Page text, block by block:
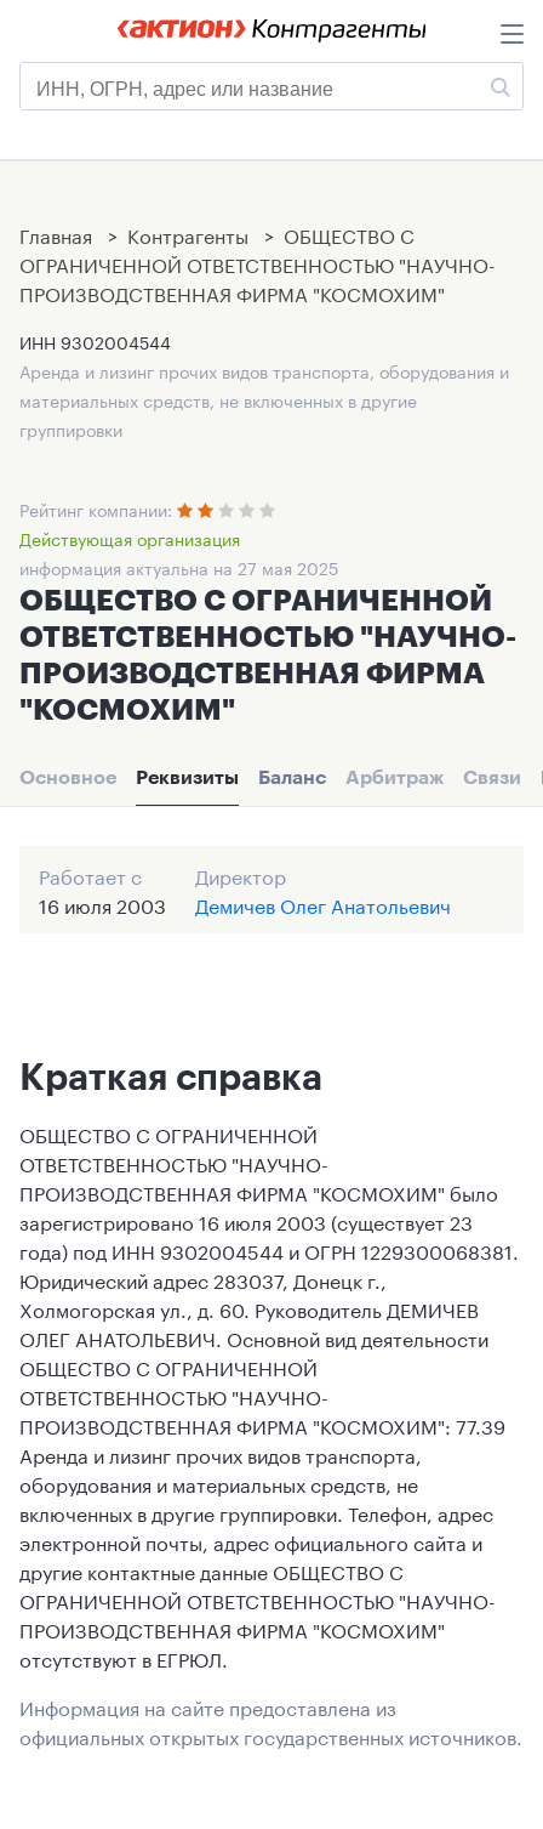
Главная > Контрагенты > ОБЩЕСТВО С
ОГРАНИЧЕННОЙ ОТВЕТСТВЕННОСТЬЮ "НАУЧНО-
ПРОИЗВОДСТВЕННАЯ ФИРМА "КОСМОХИМ"
ИНН 9302004544
Аренда и лизинг прочих видов транспорта, оборудования и
материальных средств, не включенных в другие
группировки
Рейтинг компании:
Действующая организация
информация актуальна на 27 мая 2025
ОБЩЕСТВО С ОГРАНИЧЕННОЙ
ОТВЕТСТВЕННОСТЬЮ "НАУЧНО-
ПРОИЗВОДСТВЕННАЯ ФИРМА
"КОСМОХИМ"
Основное Реквизиты Баланс Арбитраж Связи
Работает с
16 июля 2003
Директор
Демичев Олег Анатольевич
Краткая справка
ОБЩЕСТВО С ОГРАНИЧЕННОЙ
ОТВЕТСТВЕННОСТЬЮ "НАУЧНО-
ПРОИЗВОДСТВЕННАЯ ФИРМА "КОСМОХИМ" было
зарегистрировано 16 июля 2003 (существует 23
года) под ИНН 9302004544 и ОГРН 1229300068381.
Юридический адрес 283037, Донецк г.,
Холмогорская ул., д. 60. Руководитель ДЕМИЧЕВ
ОЛЕГ АНАТОЛЬЕВИЧ. Основной вид деятельности
ОБЩЕСТВО С ОГРАНИЧЕННОЙ
ОТВЕТСТВЕННОСТЬЮ "НАУЧНО-
ПРОИЗВОДСТВЕННАЯ ФИРМА "КОСМОХИМ": 77.39
Аренда и лизинг прочих видов транспорта,
оборудования и материальных средств, не
включенных в другие группировки. Телефон, адрес
электронной почты, адрес официального сайта и
другие контактные данные ОБЩЕСТВО С
ОГРАНИЧЕННОЙ ОТВЕТСТВЕННОСТЬЮ "НАУЧНО-
ПРОИЗВОДСТВЕННАЯ ФИРМА "КОСМОХИМ"
отсутствуют в ЕГРЮЛ.
Информация на сайте предоставлена из
официальных открытых государственных источников.